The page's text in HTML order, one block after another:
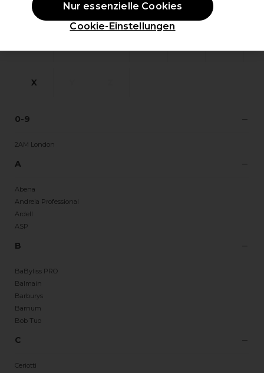
L M N O
X
0-9
2AM London
A
Abena
Andreia Professional
Ardell
ASP
B
BaByliss PRO
Balmain
Barburys
Barnum
Bob Tuo
C
Ceriotti
Cookie-Einstellungen
Nur essenzielle Cookies